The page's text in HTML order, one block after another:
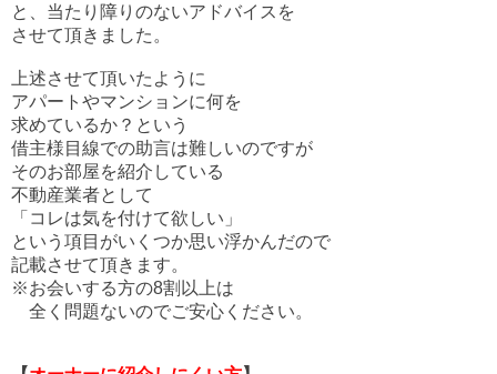
と、当たり障りのないアドバイスを
させて頂きました。
上述させて頂いたように
アパートやマンションに何を
求めているか？という
借主様目線での助言は難しいのですが
そのお部屋を紹介している
不動産業者として
「コレは気を付けて欲しい」
という項目がいくつか思い浮かんだので
記載させて頂きます。
※お会いする方の8割以上は
全く問題ないのでご安心ください。